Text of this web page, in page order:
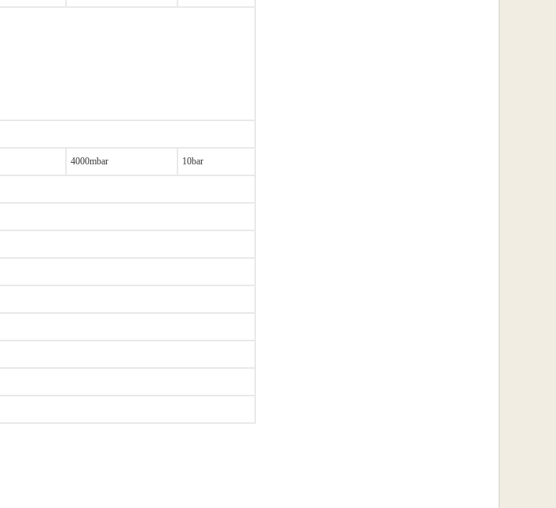
4000mbar 10bar